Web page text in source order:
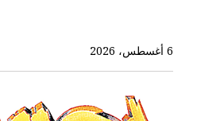
المحتوى
الرئيسي
6 أغسطس، 2026